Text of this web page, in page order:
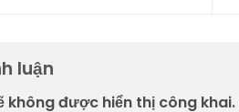
luận
không được hiển thị công khai.